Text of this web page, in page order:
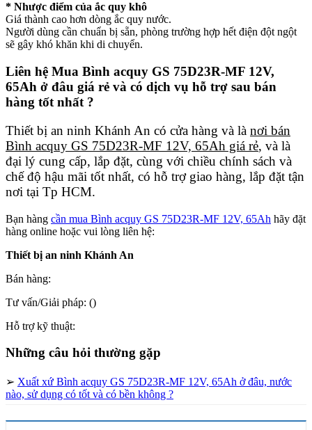
* Nhược điểm của ắc quy khô
Giá thành cao hơn dòng ắc quy nước.
Người dùng cần chuẩn bị sẵn, phòng trường hợp hết điện đột ngột
sẽ gây khó khăn khi di chuyển.
Liên hệ Mua Bình acquy GS 75D23R-MF 12V,
65Ah ở đâu giá rẻ và có dịch vụ hỗ trợ sau bán
hàng tốt nhất ?
Thiết bị an ninh Khánh An có cửa hàng và là nơi bán
Bình acquy GS 75D23R-MF 12V, 65Ah giá rẻ, và là
đại lý cung cấp, lắp đặt, cùng với chiều chính sách và
chế độ hậu mãi tốt nhất, có hỗ trợ giao hàng, lắp đặt tận
nơi tại Tp HCM.
Bạn hàng cần mua Bình acquy GS 75D23R-MF 12V, 65Ah hãy đặt
hàng online hoặc vui lòng liên hệ:
Thiết bị an ninh Khánh An
Bán hàng:
Tư vấn/Giải pháp: ()
Hỗ trợ kỹ thuật:
Những câu hỏi thường gặp
➢ Xuất xứ Bình acquy GS 75D23R-MF 12V, 65Ah ở đâu, nước
nào, sử dụng có tốt và có bền không ?